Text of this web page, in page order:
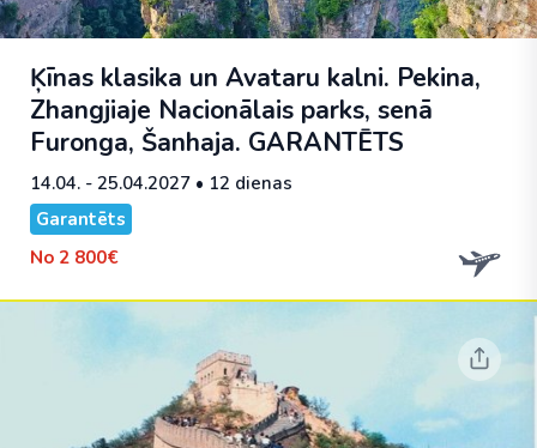
Ķīnas klasika un Avataru kalni. Pekina,
Zhangjiaje Nacionālais parks, senā
Furonga, Šanhaja. GARANTĒTS
14.04. - 25.04.2027 • 12 dienas
Garantēts
No 2 800€